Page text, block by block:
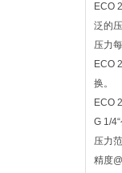
ECO
泛的
压力
ECO
换。
ECO
G 1/4“
压力
精度